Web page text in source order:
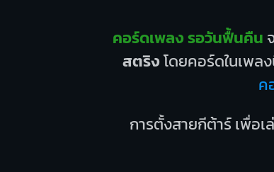
คอร์ดเพลง รอวันฟื้นคืน
สตริงโดยคอร์ดในเพ
ค
การตั้งสายกีต้าร์ เพื่อเ